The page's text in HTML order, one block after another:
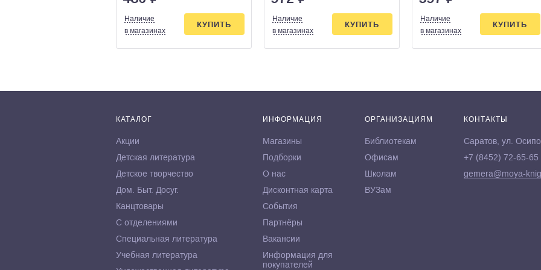
Наличие
в магазинах
КУПИТЬ
Наличие
в магазинах
КУПИТЬ
Наличие
в магазинах
КУПИТЬ
КАТАЛОГ
Акции
Детская литература
Детское творчество
Дом. Быт. Досуг.
Канцтовары
С отделениями
Специальная литература
Учебная литература
ИНФОРМАЦИЯ
Магазины
Подборки
О нас
Дисконтная карта
События
Партнёры
Вакансии
Информация для
покупателей
ОРГАНИЗАЦИЯМ
Библиотекам
Офисам
Школам
ВУЗам
КОНТАКТЫ
Саратов, ул.
+7 (8452) 72-65-65
gemera@moya-